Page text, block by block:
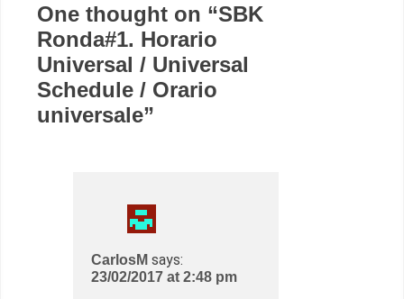
One thought on “SBK
Ronda#1. Horario
Universal / Universal
Schedule / Orario
universale”
CarlosM says:
23/02/2017 at 2:48 pm